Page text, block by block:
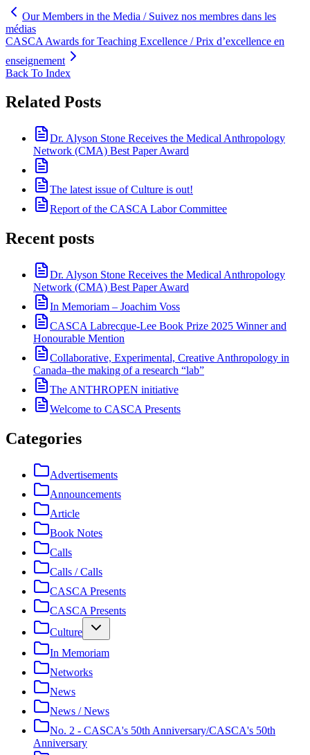
Our Members in the Media / Suivez nos membres dans les
médias
CASCA Awards for Teaching Excellence / Prix d’excellence en
enseignement
Back To Index
Related Posts
Dr. Alyson Stone Receives the Medical Anthropology
Network (CMA) Best Paper Award
The latest issue of Culture is out!
Report of the CASCA Labor Committee
Recent posts
Dr. Alyson Stone Receives the Medical Anthropology
Network (CMA) Best Paper Award
In Memoriam – Joachim Voss
CASCA Labrecque-Lee Book Prize 2025 Winner and
Honourable Mention
Collaborative, Experimental, Creative Anthropology in
Canada–the making of a research “lab”
The ANTHROPEN initiative
Welcome to CASCA Presents
Categories
Advertisements
Announcements
Article
Book Notes
Calls
Calls / Calls
CASCA Presents
CASCA Presents
Culture
In Memoriam
Networks
News
News / News
No. 2 - CASCA's 50th Anniversary/CASCA's 50th
Anniversary